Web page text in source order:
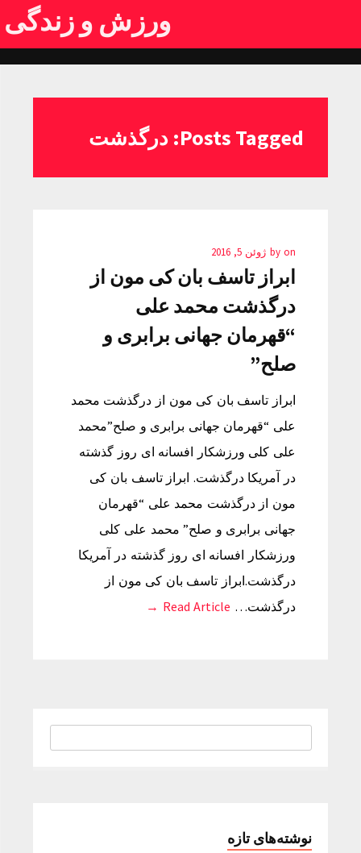
ورزش و زندگی
Posts Tagged: درگذشت
by on ژوئن 5, 2016
ابراز تاسف بان کی مون از
درگذشت محمد علی
“قهرمان جهانی برابری و
صلح”
ابراز تاسف بان کی مون از درگذشت محمد
علی “قهرمان جهانی برابری و صلح”محمد
علی کلی ورزشکار افسانه ای روز گذشته
در آمریکا درگذشت. ابراز تاسف بان کی
مون از درگذشت محمد علی “قهرمان
جهانی برابری و صلح” محمد علی کلی
ورزشکار افسانه ای روز گذشته در آمریکا
درگذشت.ابراز تاسف بان کی مون از
درگذشت… Read Article →
نوشته‌های تازه